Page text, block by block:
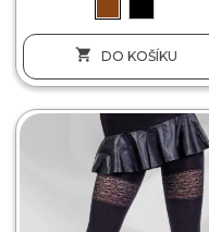
 DO KOŠÍKU